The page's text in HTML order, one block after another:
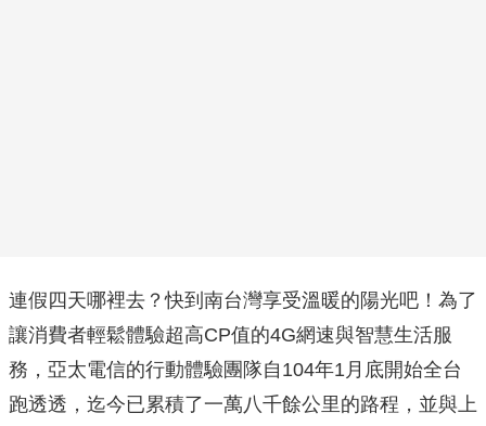
連假四天哪裡去？快到南台灣享受溫暖的陽光吧！為了
讓消費者輕鬆體驗超高CP值的4G網速與智慧生活服
務，亞太電信的行動體驗團隊自104年1月底開始全台
跑透透，迄今已累積了一萬八千餘公里的路程，並與上